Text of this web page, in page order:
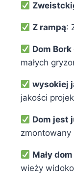
Z rampą:
Dom Bork
małych
wysokiej
jakości
Dom jest
zmontowany
Mały
wieży